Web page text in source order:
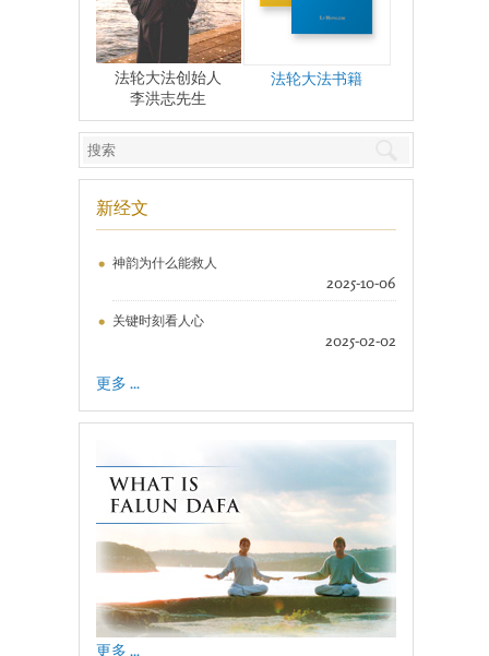
法轮大法创始人
李洪志先生
法轮大法书籍
新经文
神韵为什么能救人
2025-10-06
关键时刻看人心
2025-02-02
更多 ...
更多 ...